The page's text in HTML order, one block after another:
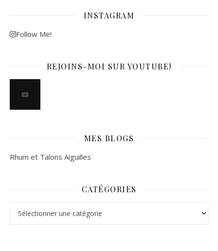
INSTAGRAM
Follow Me!
REJOINS-MOI SUR YOUTUBE!
MES BLOGS
Rhum et Talons Aiguilles
CATÉGORIES